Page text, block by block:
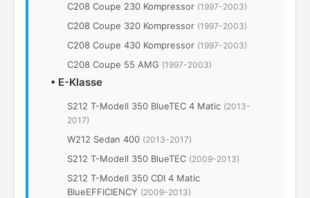
C208 Coupe 230 Kompressor (1997-2003)
C208 Coupe 320 Kompressor (1997-2003)
C208 Coupe 430 Kompressor (1997-2003)
C208 Coupe 55 AMG (1997-2003)
• E-Klasse
S212 T-Modell 350 BlueTEC 4 Matic (2013-
2017)
W212 Sedan 400 (2013-2017)
S212 T-Modell 350 BlueTEC (2009-2013)
S212 T-Modell 350 CDI 4 Matic
BlueEFFICIENCY (2009-2013)